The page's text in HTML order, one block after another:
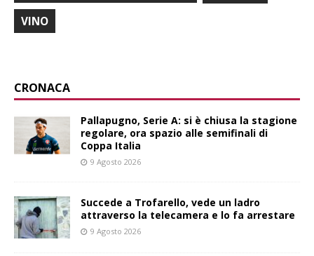
VINO
CRONACA
Pallapugno, Serie A: si è chiusa la stagione
regolare, ora spazio alle semifinali di
Coppa Italia
9 Agosto 2026
Succede a Trofarello, vede un ladro
attraverso la telecamera e lo fa arrestare
9 Agosto 2026